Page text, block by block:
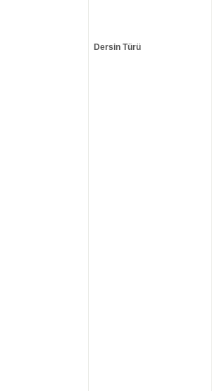
Dersin Türü